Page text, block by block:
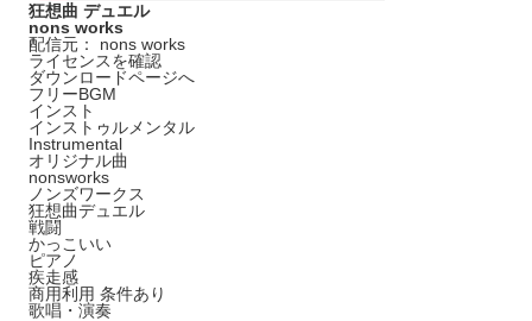
狂想曲 デュエル
nons works
配信元： nons works
ライセンスを確認
ダウンロードページへ
フリーBGM
インスト
インストゥルメンタル
Instrumental
オリジナル曲
nonsworks
ノンズワークス
狂想曲デュエル
戦闘
かっこいい
ピアノ
疾走感
商用利用 条件あり
歌唱・演奏